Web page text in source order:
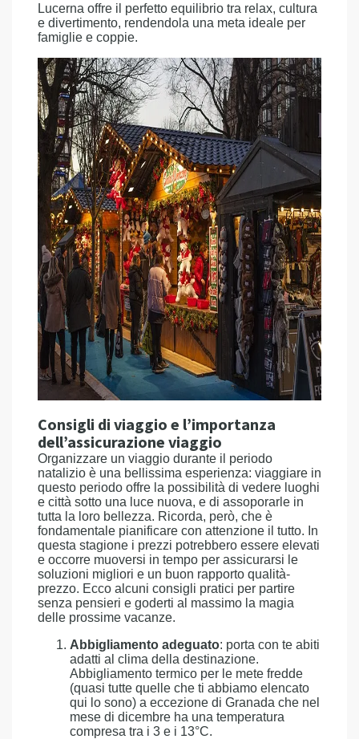
Lucerna offre il perfetto equilibrio tra relax, cultura
e divertimento, rendendola una meta ideale per
famiglie e coppie.
Consigli di viaggio e l’importanza
dell’assicurazione viaggio
Organizzare un viaggio durante il periodo
natalizio è una bellissima esperienza: viaggiare in
questo periodo offre la possibilità di vedere luoghi
e città sotto una luce nuova, e di assoporarle in
tutta la loro bellezza. Ricorda, però, che è
fondamentale pianificare con attenzione il tutto. In
questa stagione i prezzi potrebbero essere elevati
e occorre muoversi in tempo per assicurarsi le
soluzioni migliori e un buon rapporto qualità-
prezzo. Ecco alcuni consigli pratici per partire
senza pensieri e goderti al massimo la magia
delle prossime vacanze.
Abbigliamento adeguato: porta con te abiti
adatti al clima della destinazione.
Abbigliamento termico per le mete fredde
(quasi tutte quelle che ti abbiamo elencato
qui lo sono) a eccezione di Granada che nel
mese di dicembre ha una temperatura
compresa tra i 3 e i 13°C.